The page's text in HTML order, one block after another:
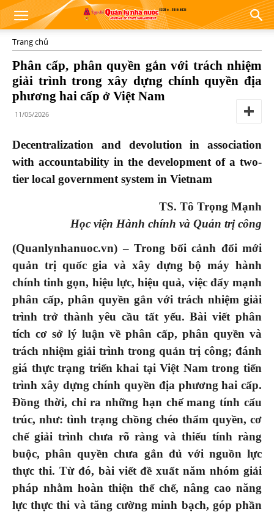
Trang chủ
Phân cấp, phân quyền gắn với trách nhiệm
giải trình trong xây dựng chính quyền địa
phương hai cấp ở Việt Nam
11/05/2026
Decentralization and devolution in association
with accountability in the development of a two-
tier local government system in Vietnam
TS. Tô Trọng Mạnh
Học viện Hành chính và Quản trị công
(Quanlynhanuoc.vn) – Trong bối cảnh đổi mới
quản trị quốc gia và xây dựng bộ máy hành
chính tinh gọn, hiệu lực, hiệu quả, việc đẩy mạnh
phân cấp, phân quyền gắn với trách nhiệm giải
trình trở thành yêu cầu tất yếu. Bài viết phân
tích cơ sở lý luận về phân cấp, phân quyền và
trách nhiệm giải trình trong quản trị công; đánh
giá thực trạng triển khai tại Việt Nam trong tiến
trình xây dựng chính quyền địa phương hai cấp.
Đồng thời, chỉ ra những hạn chế mang tính cấu
trúc, như: tình trạng chồng chéo thẩm quyền, cơ
chế giải trình chưa rõ ràng và thiếu tính ràng
buộc, phân quyền chưa gắn đủ với nguồn lực
thực thi. Từ đó, bài viết đề xuất năm nhóm giải
pháp nhằm hoàn thiện thể chế, nâng cao năng
lực thực thi và tăng cường minh bạch, góp phần